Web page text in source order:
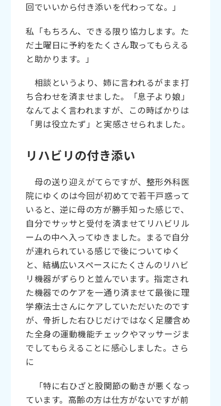
回でいいから付き添いを代わってな。」
私「もちろん、できる限り協力します。た
だ土曜日に予約をたくさん取ってもらえる
と助かります。」
相談というより、姉に言われるがまま打
ち合わせを済ませました。「息子より娘」
なんてよく言われますが、この時ばかりは
「男は役立たず」と実感させられました。
リハビリの付き添い
母の送り迎えがてらですが、整形外科医
院にゆくのは今回が初めてで若干戸惑って
いると、逆に母の方が勝手知った感じで、
自分でサッサと受付を済ませてリハビリル
ームの中へ入ってゆきました。まるで自分
が連れられている感じで後についてゆく
と、結構広いスペースにたくさんのリハビ
リ機器がずらりと並んでいます。指定され
た機器でのケアを一通り済ませて最後に理
学療法士さんにケアしていただいたのです
が、骨折した右ひじだけではなく足腰含め
た全身の運動機能チェックやマッサージま
でしてもらえることに感心しました。さら
に
「特に右ひざと股関節の動きが悪くなっ
ています。高齢の方は仕方がないですが前